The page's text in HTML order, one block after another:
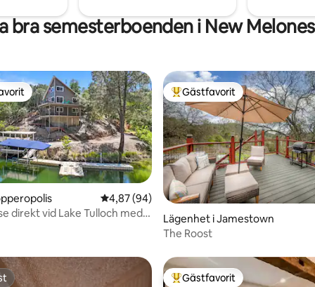
bra semesterboenden i New
betyg, 83 omdömen
4,87 av 5 i genomsnittligt betyg, 94
4,87 (94)
direkt vid Lake Tulloch med
Populär gästfavorit
Gästfavorit
Lägenhet i Jamestown
The Roost
Populär gästfavorit
Gästfavorit